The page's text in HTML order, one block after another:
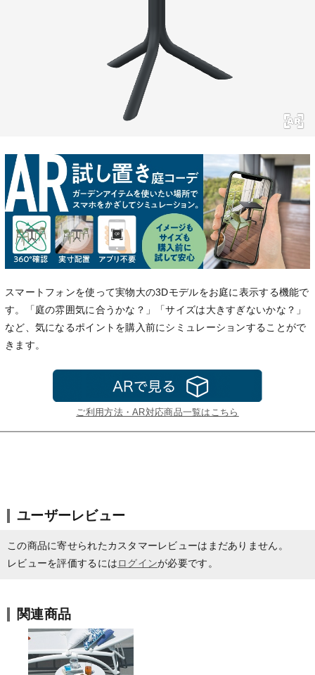
スマートフォンを使って実物大の3Dモデルをお庭に表示する機能で
す。「庭の雰囲気に合うかな？」「サイズは大きすぎないかな？」
など、気になるポイントを購入前にシミュレーションすることがで
きます。
ご利用方法・AR対応商品一覧はこちら
ユーザーレビュー
この商品に寄せられたカスタマーレビューはまだありません。
レビューを評価するにはログインが必要です。
関連商品